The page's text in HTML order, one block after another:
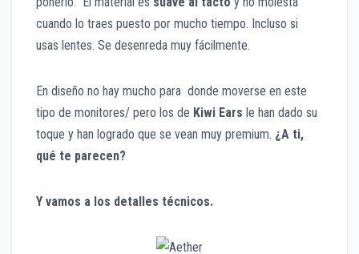
cuando lo traes puesto por mucho tiempo. Incluso si
usas lentes. Se desenreda muy fácilmente.
En diseño no hay mucho para donde moverse en este
tipo de monitores/ pero los de Kiwi Ears le han dado su
toque y han logrado que se vean muy premium. ¿A ti,
qué te parecen?
Y vamos a los detalles técnicos.